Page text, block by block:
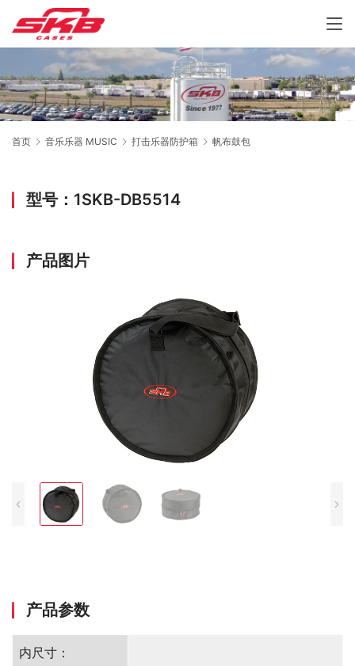
首页 音乐乐器 MUSIC 打击乐器防护箱 帆布鼓包
型号：1SKB-DB5514
产品图片
产品参数
内尺寸：